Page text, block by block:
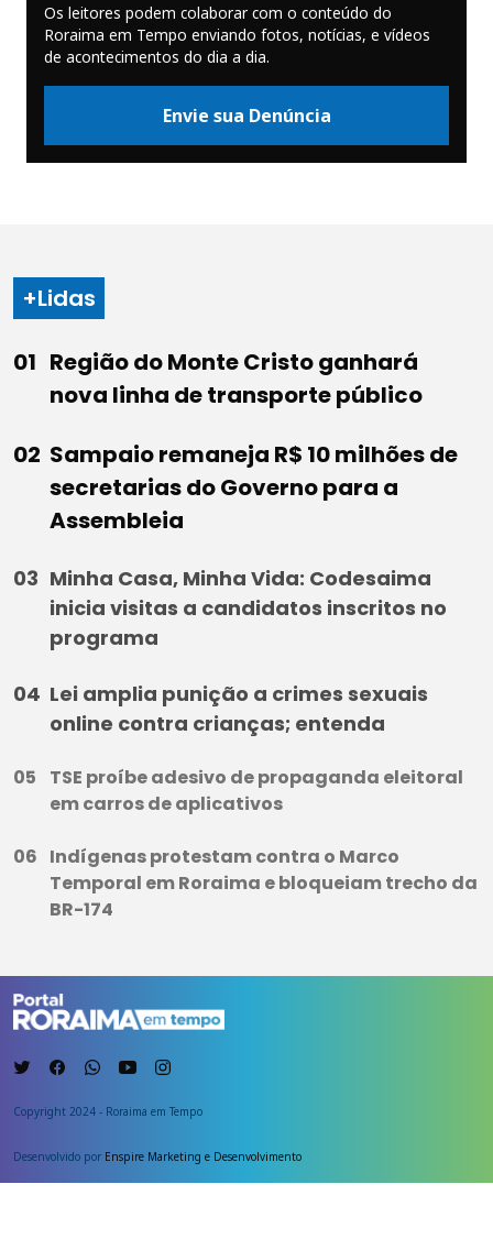
Os leitores podem colaborar com o conteúdo do
Roraima em Tempo enviando fotos, notícias, e vídeos
de acontecimentos do dia a dia.
Envie sua Denúncia
+Lidas
Região do Monte Cristo ganhará
nova linha de transporte público
Sampaio remaneja R$ 10 milhões de
secretarias do Governo para a
Assembleia
Minha Casa, Minha Vida: Codesaima
inicia visitas a candidatos inscritos no
programa
Lei amplia punição a crimes sexuais
online contra crianças; entenda
TSE proíbe adesivo de propaganda eleitoral
em carros de aplicativos
Indígenas protestam contra o Marco
Temporal em Roraima e bloqueiam trecho da
BR-174
Copyright 2024 - Roraima em Tempo
Desenvolvido por Enspire Marketing e Desenvolvimento